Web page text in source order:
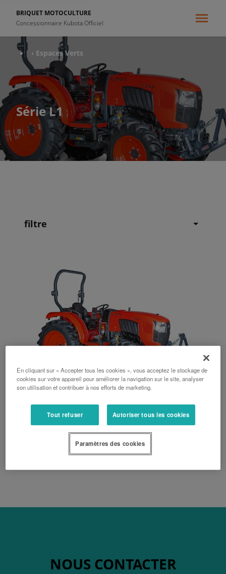
BRIQUET MOTOCULTURE
Concessionnaire Kubota Officiel
‹ Espaces Verts
Série L1
filtre
Série L1
NOUS CONTACTER
En cliquant sur « Accepter tous les cookies », vous acceptez le stockage de
cookies sur votre appareil pour améliorer la navigation sur le site, analyser
son utilisation et contribuer à nos efforts de marketing.
Tout refuser Autoriser tous les cookies
Paramètres des cookies